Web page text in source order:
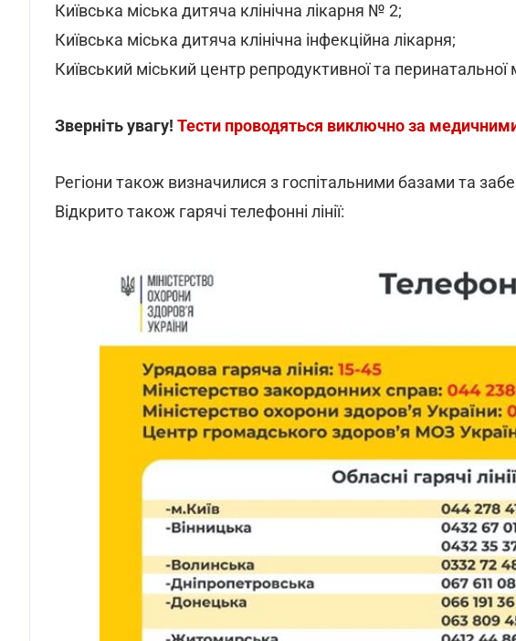
Київська міська дитяча клінічна лікарня № 2;
Київська міська дитяча клінічна інфекційна лікарня;
Київський міський центр репродуктивної та
Зверніть увагу! Тести проводяться виключно за
Регіони також визначилися з госпітальними базами та
Відкрито також гарячі телефонні лінії: